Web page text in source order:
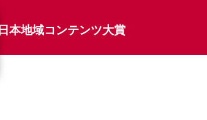
日本地域コンテンツ大賞